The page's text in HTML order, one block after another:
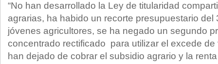
“No han desarrollado la Ley de titularidad
agrarias, ha habido un recorte presupuestario del
jóvenes agricultores, se ha negado un segundo
concentrado rectificado para utilizar el excede
han dejado de cobrar el subsidio agrario y la